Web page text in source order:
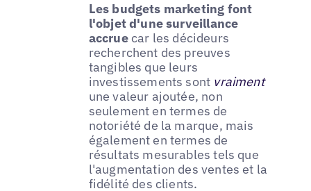
Les budgets marketing font
l'objet d'une surveillance
accruecar les décideurs
recherchent des preuves
tangibles que leurs
investissements sont vraiment
une valeur ajoutée, non
seulement en termes de
notoriété de la marque, mais
également en termes de
résultats mesurables tels que
l'augmentation des ventes et la
fidélité des clients.